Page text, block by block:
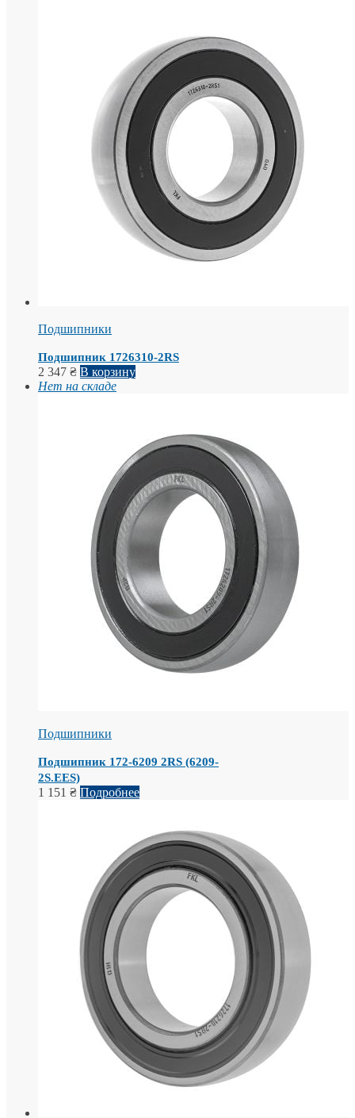
Подшипники
Подшипник 1726310-2RS
2 347 ₴ В корзину
Нет на складе
Подшипники
Подшипник 172-6209 2RS (6209-
2S.EES)
1 151 ₴ Подробнее